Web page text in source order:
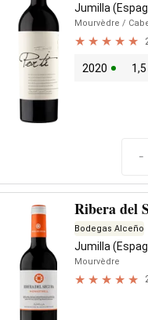
Jumilla
Mourvèdre /
2020 1,5
-
Ribera del
Bodegas Alceño
Jumilla
Mourvèdre